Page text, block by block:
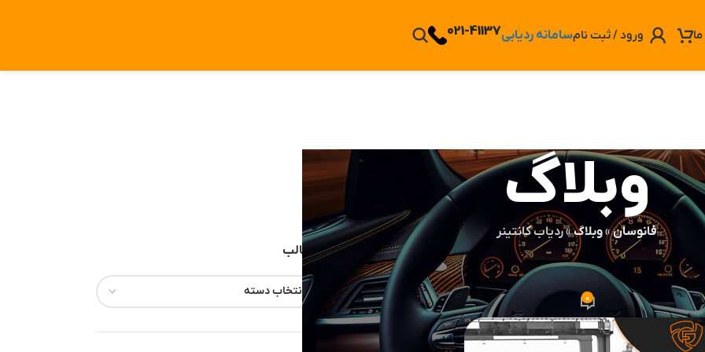
ورود / ثبت نامسامانه ردیابی021-41137
وبلاگ
فانوسان»وبلاگ»ردیاب کانتینر
در تاریخ 1404-09-20 0
مطالب